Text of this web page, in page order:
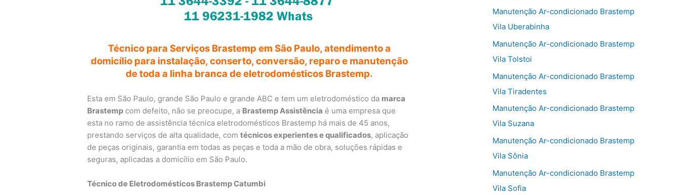
Técnico para Serviços Brastemp em São Paulo, atendimento a
domicílio para instalação, conserto, conversão, reparo e manutenção
de toda a linha branca de eletrodomésticos Brastemp.
Esta em São Paulo, grande São Paulo e grande ABC e tem um eletrodoméstico da marca
Brastemp com defeito, não se preocupe, a Brastemp Assistência é uma empresa que
esta no ramo de assistência técnica eletrodomésticos Brastemp há mais de 45 anos,
prestando serviços de alta qualidade, comtécnicos experientes e qualificados, aplicação
de peças originais, garantia em todas as peças e toda a mão de obra, soluções rápidas e
seguras, aplicadas a domicílio em São Paulo.
Técnico de Eletrodomésticos Brastemp Catumbi
Manutenção Ar-condicionado Brastemp
Vila Uberabinha
Manutenção Ar-condicionado Brastemp
Vila Tolstoi
Manutenção Ar-condicionado Brastemp
Vila Tiradentes
Manutenção Ar-condicionado Brastemp
Vila Suzana
Manutenção Ar-condicionado Brastemp
Vila Sônia
Manutenção Ar-condicionado Brastemp
Vila Sofia